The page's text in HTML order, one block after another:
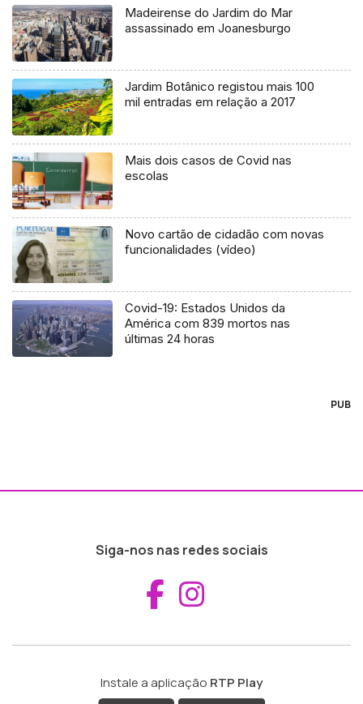
Madeirense do Jardim do Mar
assassinado em Joanesburgo
Jardim Botânico registou mais 100
mil entradas em relação a 2017
Mais dois casos de Covid nas
escolas
Novo cartão de cidadão com novas
funcionalidades (vídeo)
Covid-19: Estados Unidos da
América com 839 mortos nas
últimas 24 horas
PUB
Siga-nos nas redes sociais
Aceder ao
Instale a aplicação RTP Play